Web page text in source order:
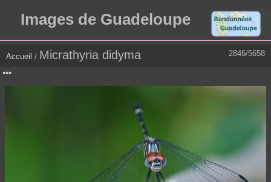
Images de Guadeloupe
2846/5658
Accueil / Micrathyria didyma